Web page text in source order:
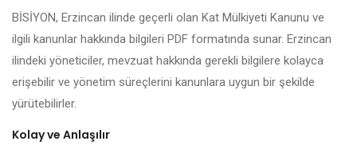
BİSİYON, Erzincan ilinde geçerli olan Kat Mülkiyeti Kanunu ve
ilgili kanunlar hakkında bilgileri PDF formatında sunar. Erzincan
ilindeki yöneticiler, mevzuat hakkında gerekli bilgilere kolayca
erişebilir ve yönetim süreçlerini kanunlara uygun bir şekilde
yürütebilirler.
Kolay ve Anlaşılır